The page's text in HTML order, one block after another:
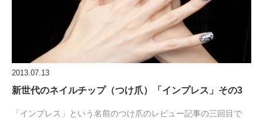
2013.07.13
新世代のネイルチップ（つけ爪）「インプレス」その3
「インプレス」という名前のつけ爪のレビュー記事の三回目で